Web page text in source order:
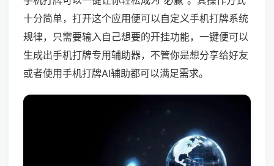
十分简单，打开这个应用便可以自定义手机打牌系统
规律，只需要输入自己想要的开挂功能，一键便可以
生成出手机打牌专用辅助器，不管你是想分享给好友
或者使用手机打牌AI辅助都可以满足需求。